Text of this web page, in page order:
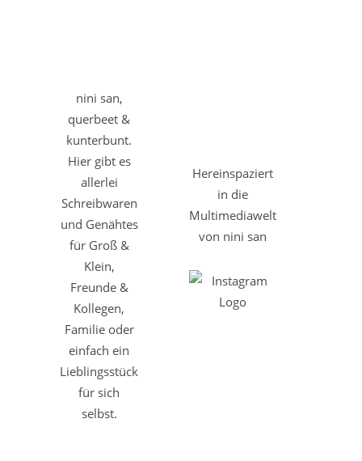
nini san,
querbeet &
kunterbunt.
Hier gibt es
allerlei
Schreibwaren
und Genähtes
für Groß &
Klein,
Freunde &
Kollegen,
Familie oder
einfach ein
Lieblingsstück
für sich
selbst.
Hereinspaziert
in die
Multimediawelt
von nini san